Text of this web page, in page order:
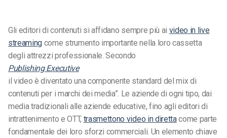
Gli editori di contenuti si affidano sempre più ai video in live
streaming come strumento importante nella loro cassetta
degli attrezzi professionale. Secondo
Publishing Executive
il video è diventato una componente standard del mix di
contenuti per i marchi dei media”. Le aziende di ogni tipo, dai
media tradizionali alle aziende educative, fino agli editori di
intrattenimento e OTT, trasmettono video in direttacome parte
fondamentale dei loro sforzi commerciali. Un elemento chiave